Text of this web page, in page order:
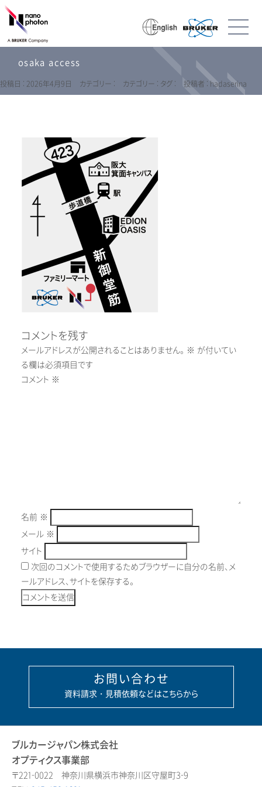
osaka access
投稿日 : 2026年4月9日 カテゴリー : カテゴリー : タグ : 投稿者 : hadaserina
コメントを残す
メールアドレスが公開されることはありません。 ※ が付いてい
る欄は必須項目です
コメント ※
名前 ※
メール ※
サイト
次回のコメントで使用するためブラウザーに自分の名前、メ
ールアドレス、サイトを保存する。
お問い合わせ
資料請求・見積依頼などはこちらから
ブルカージャパン株式会社
オプティクス事業部
〒221-0022 神奈川県横浜市神奈川区守屋町3-9